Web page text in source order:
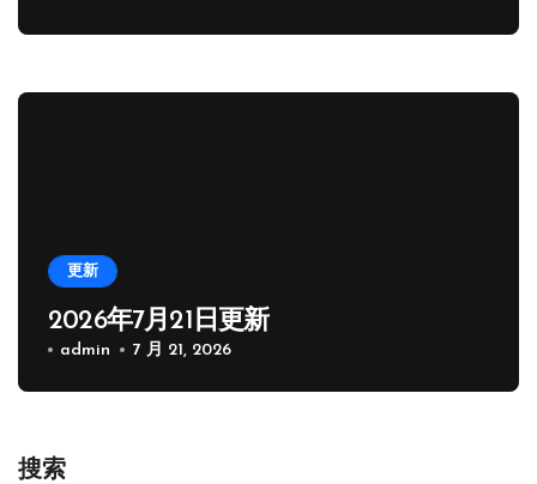
更新
2026年7月21日更新
admin 7 月 21, 2026
搜索